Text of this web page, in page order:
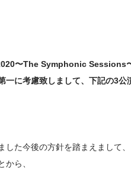
〜The Symphonic Sessions
に考慮致しまして、下記の3公
た今後の方針を踏まえまして、
ら、